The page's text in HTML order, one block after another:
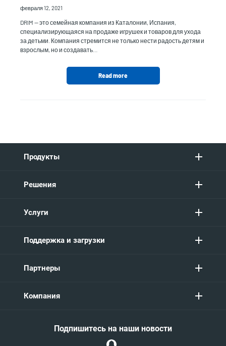
февраля 12, 2021
DRIM — это семейная компания из Каталонии, Испания,
специализирующаяся на продаже игрушек и товаров для ухода
за детьми. Компания стремится не только нести радость детям и
взрослым, но и создавать…
Read more
Продукты
Решения
Услуги
Поддержка и загрузки
Партнеры
Компания
Подпишитесь на наши новости